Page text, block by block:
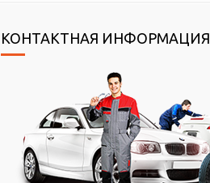
КОНТАКТНАЯ ИНФОРМАЦИЯ